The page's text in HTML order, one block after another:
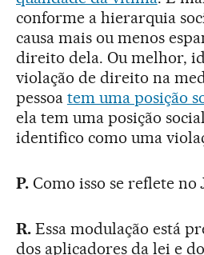
conforme a hierarquia
causa mais ou menos
direito dela. Ou melhor,
violação de direito na
pessoa tem uma posição
ela tem uma posição
identifico como uma
P.Como isso se reflete no
R.Essa modulação está
dos aplicadores da lei e